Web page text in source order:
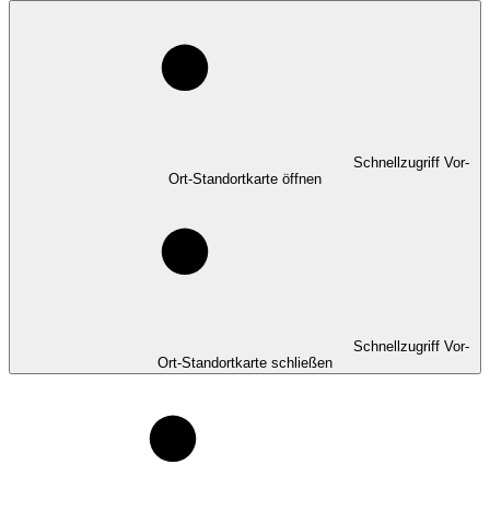
Schnellzugriff Vor-
Ort-Standortkarte öffnen
Schnellzugriff Vor-
Ort-Standortkarte schließen